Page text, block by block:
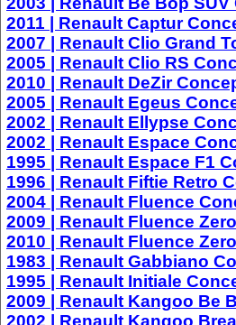
2011 | Renault Captur
2007 | Renault Clio Grand
2005 | Renault Clio RS
2010 | Renault DeZir
2005 | Renault Egeus
2002 | Renault Ellypse
2002 | Renault Espace
1995 | Renault Espace F1
1996 | Renault Fiftie Retro
2004 | Renault Fluence
2009 | Renault Fluence
2010 | Renault Fluence
1983 | Renault Gabbiano
1995 | Renault Initiale
2009 | Renault Kangoo Be
2002 | Renault Kangoo